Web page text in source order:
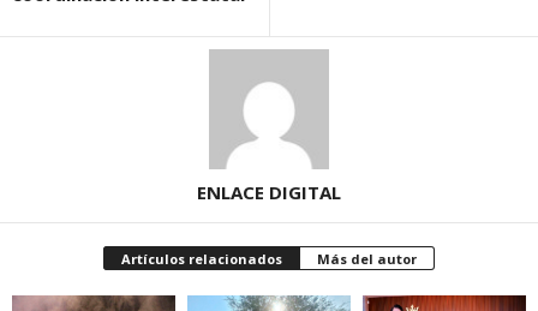
ENLACE DIGITAL
Artículos relacionados Más del autor